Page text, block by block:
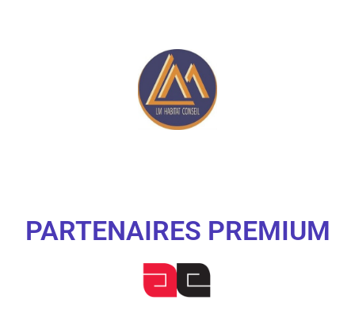
PARTENAIRES PREMIUM